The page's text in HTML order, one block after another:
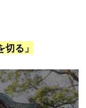
切る」